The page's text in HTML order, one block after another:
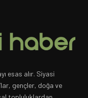
esas alır. Siyasi
gençler, doğa ve